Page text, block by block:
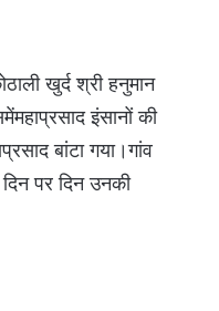
खुर्द श्री हनुमान
इंसानों की
बांटा गया।गांव
पर दिन उनकी